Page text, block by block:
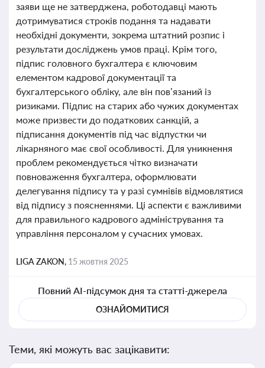
заяви ще не затверджена, роботодавці мають
дотримуватися строків подання та надавати
необхідні документи, зокрема штатний розпис і
результати досліджень умов праці. Крім того,
підпис головного бухгалтера є ключовим
елементом кадрової документації та
бухгалтерського обліку, але він пов’язаний із
ризиками. Підпис на старих або чужих документах
може призвести до податкових санкцій, а
підписання документів під час відпустки чи
лікарняного має свої особливості. Для уникнення
проблем рекомендується чітко визначати
повноваження бухгалтера, оформлювати
делегування підпису та у разі сумнівів відмовлятися
від підпису з поясненнями. Ці аспекти є важливими
для правильного кадрового адміністрування та
управління персоналом у сучасних умовах.
LIGA ZAKON, 15 жовтня 2025
Повний AI-підсумок дня та статті-джерела
ОЗНАЙОМИТИСЯ
Теми, які можуть вас зацікавити: